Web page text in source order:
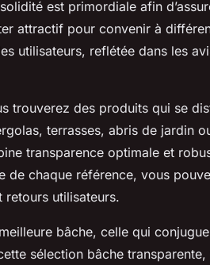
est primordiale afin
attractif pour convenir à
utilisateurs, reflétée dans les
trouverez des produits qui se
terrasses, abris de jardin
transparence optimale et
de chaque référence, vous
retours utilisateurs.
bâche, celle qui
sélection bâche